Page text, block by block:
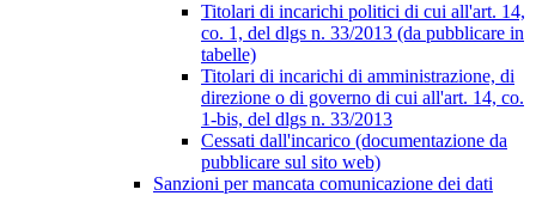
Titolari di incarichi politici di cui all'art. 14,
co. 1, del dlgs n. 33/2013 (da pubblicare in
tabelle)
Titolari di incarichi di amministrazione, di
direzione o di governo di cui all'art. 14, co.
1-bis, del dlgs n. 33/2013
Cessati dall'incarico (documentazione da
pubblicare sul sito web)
Sanzioni per mancata comunicazione dei dati